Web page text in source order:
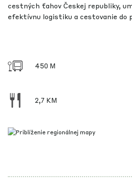
cestných ťahov Českej republiky,
efektívnu logistiku a cestovanie do
450 M
2,7 KM